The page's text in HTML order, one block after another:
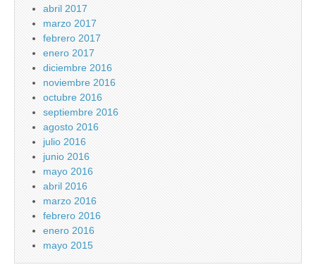
abril 2017
marzo 2017
febrero 2017
enero 2017
diciembre 2016
noviembre 2016
octubre 2016
septiembre 2016
agosto 2016
julio 2016
junio 2016
mayo 2016
abril 2016
marzo 2016
febrero 2016
enero 2016
mayo 2015